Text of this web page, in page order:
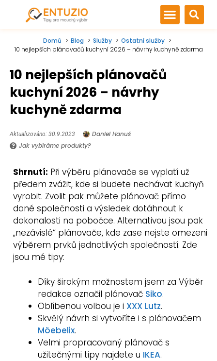
Domů Blog Služby
Ostatní služby
10 nejlepších plánovačů kuchyní 2026 – návrhy kuchyně zdarma
10 nejlepších plánovačů
kuchyní 2026 – návrhy
kuchyně zdarma
Aktualizováno: 30.9.2023
Daniel Hanuš
Jak vybíráme produkty?
Shrnutí: Při výběru plánovače se vyplatí už
předem zvážit, kde si budete nechávat kuchyň
vyrobit. Zvolit pak můžete plánovač přímo
dané společnosti a výsledek dotáhnout k
dokonalosti na pobočce. Alternativou jsou pak
„nezávislé“ plánovače, kde zase nejste omezeni
výběrem prvků jednotlivých společností. Zde
jsou mé tipy:
Díky širokým možnostem jsem za Výběr
redakce označil plánovač Siko.
Oblíbenou volbou je i XXX Lutz.
Skvělý návrh si vytvoříte i s plánovačem
Möebelix.
Velmi propracovaný plánovač s
užitečnými tipy najdete u IKEA.